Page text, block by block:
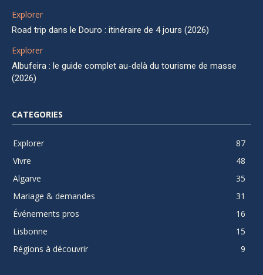
Explorer
Road trip dans le Douro : itinéraire de 4 jours (2026)
Explorer
Albufeira : le guide complet au-delà du tourisme de masse
(2026)
CATEGORIES
Explorer
87
Vivre
48
Algarve
35
Mariage & demandes
31
Événements pros
16
Lisbonne
15
Régions à découvrir
9